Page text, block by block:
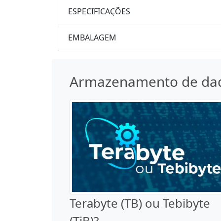
ESPECIFICAÇÕES
EMBALAGEM
Armazenamento de
Terabyte (TB) ou Tebibyte